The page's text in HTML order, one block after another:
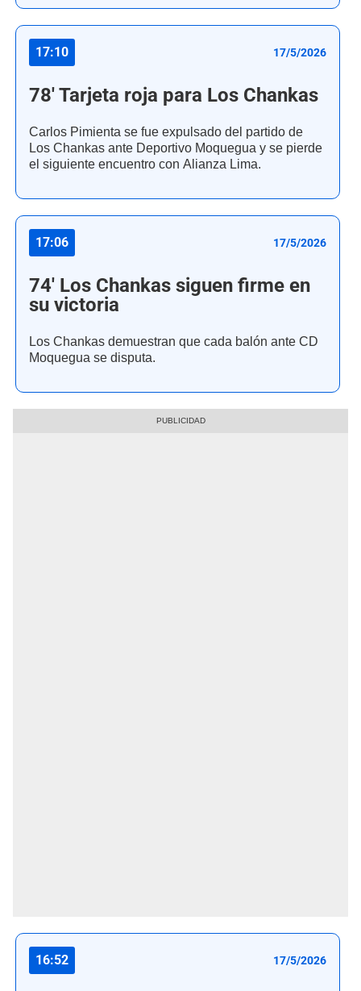
17:10 17/5/2026
78' Tarjeta roja para Los Chankas
Carlos Pimienta se fue expulsado del partido de
Los Chankas ante Deportivo Moquegua y se pierde
el siguiente encuentro con Alianza Lima.
17:06 17/5/2026
74' Los Chankas siguen firme en
su victoria
Los Chankas demuestran que cada balón ante CD
Moquegua se disputa.
16:52 17/5/2026